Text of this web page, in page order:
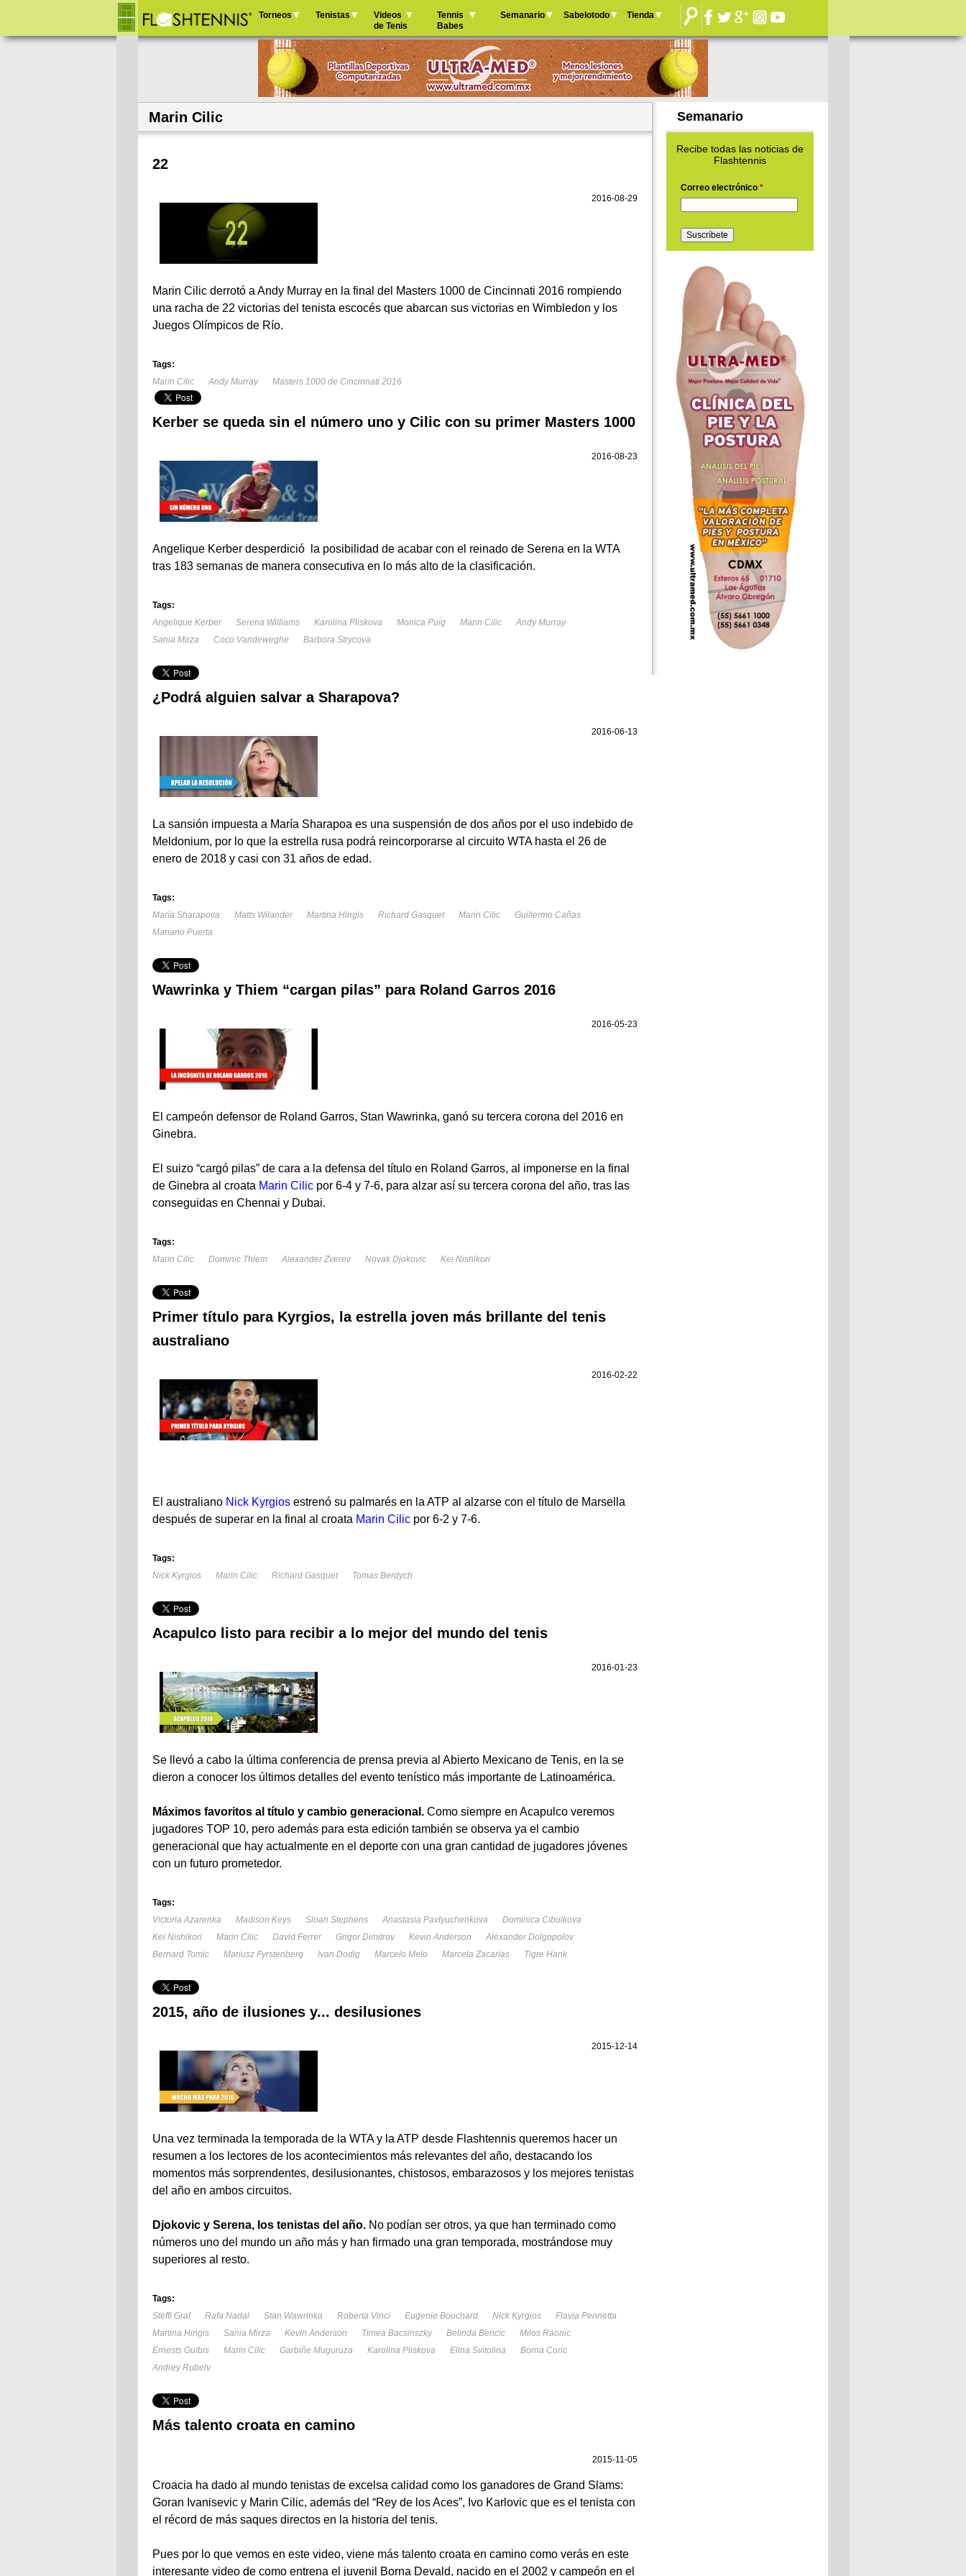
Jump to navigation
principal
Torneos Tenistas
Videos
de Tenis
Tennis
Babes
Semanario Sabelotodo Tienda
Marin Cilic
22
2016-08-29
Marin Cilic derrotó a Andy Murray en la final del Masters 1000 de Cincinnati 2016 rompiendo
una racha de 22 victorias del tenista escocés que abarcan sus victorias en Wimbledon y los
Juegos Olímpicos de Río.
Tags:
Marin Cilic
Andy Murray Masters 1000 de Cincinnati 2016
Kerber se queda sin el número uno y Cilic con su primer Masters 1000
2016-08-23
Angelique Kerber desperdició la posibilidad de acabar con el reinado de Serena en la WTA
tras 183 semanas de manera consecutiva en lo más alto de la clasificación.
Tags:
Angelique Kerber
Serena Williams Karolina Pliskova Monica Puig Marin Cilic
Andy Murray
Sania Mirza
Coco Vandeweghe Barbora Strycova
¿Podrá alguien salvar a Sharapova?
2016-06-13
La sansión impuesta a María Sharapoa es una suspensión de dos años por el uso indebido de
Meldonium, por lo que la estrella rusa podrá reincorporarse al circuito WTA hasta el 26 de
enero de 2018 y casi con 31 años de edad.
Tags:
María Sharapova
Matts Wilander Martina Hingis Richard Gasquet Marin Cilic
Guillermo Cañas
Mariano Puerta
Wawrinka y Thiem “cargan pilas” para Roland Garros 2016
2016-05-23
El campeón defensor de Roland Garros, Stan Wawrinka, ganó su tercera corona del 2016 en
Ginebra.
El suizo “cargó pilas” de cara a la defensa del título en Roland Garros, al imponerse en la final
de Ginebra al croata Marin Cilic por 6-4 y 7-6, para alzar así su tercera corona del año, tras las
conseguidas en Chennai y Dubai.
Tags:
Marin Cilic
Dominic Thiem Alexander Zverev Novak Djokovic Kei Nishikori
Primer título para Kyrgios, la estrella joven más brillante del tenis
australiano
2016-02-22
El australiano Nick Kyrgios estrenó su palmarés en la ATP al alzarse con el título de Marsella
después de superar en la final al croata Marin Cilic por 6-2 y 7-6.
Tags:
Nick Kyrgios
Marin Cilic Richard Gasquet Tomas Berdych
Acapulco listo para recibir a lo mejor del mundo del tenis
2016-01-23
Se llevó a cabo la última conferencia de prensa previa al Abierto Mexicano de Tenis, en la se
dieron a conocer los últimos detalles del evento tenístico más importante de Latinoamérica.
Máximos favoritos al título y cambio generacional. Como siempre en Acapulco veremos
jugadores TOP 10, pero además para esta edición también se observa ya el cambio
generacional que hay actualmente en el deporte con una gran cantidad de jugadores jóvenes
con un futuro prometedor.
Tags:
Victoria Azarenka
Madison Keys Sloan Stephens Anastasia Pavlyuchenkova
Dominica Cibulkova
Kei Nishikori
Marin Cilic David Ferrer Grigor Dimitrov Kevin Anderson
Alexander Dolgopolov
Bernard Tomic
Mariusz Fyrstenberg Ivan Dodig Marcelo Melo Marcela Zacarías Tigre Hank
2015, año de ilusiones y... desilusiones
2015-12-14
Una vez terminada la temporada de la WTA y la ATP desde Flashtennis queremos hacer un
resumen a los lectores de los acontecimientos más relevantes del año, destacando los
momentos más sorprendentes, desilusionantes, chistosos, embarazosos y los mejores tenistas
del año en ambos circuitos.
Djokovic y Serena, los tenistas del año. No podían ser otros, ya que han terminado como
números uno del mundo un año más y han firmado una gran temporada, mostrándose muy
superiores al resto.
Tags:
Steffi Graf
Rafa Nadal Stan Wawrinka Roberta Vinci Eugenie Bouchard Nick Kyrgios
Flavia Pennetta
Martina Hingis
Sania Mirza Kevin Anderson Timea Bacsinszky Belinda Bencic
Milos Raonic
Ernests Gulbis
Marin Cilic Garbiñe Muguruza Karolina Pliskova Elina Svitolina
Borna Coric
Andrey Rubelv
Más talento croata en camino
2015-11-05
Croacia ha dado al mundo tenistas de excelsa calidad como los ganadores de Grand Slams:
Goran Ivanisevic y Marin Cilic, además del “Rey de los Aces”, Ivo Karlovic que es el tenista con
el récord de más saques directos en la historia del tenis.
Pues por lo que vemos en este video, viene más talento croata en camino como verás en este
interesante video de como entrena el juvenil Borna Devald, nacido en el 2002 y campeón en el
Semanario
Recibe todas las noticias de
Flashtennis
Correo electrónico *